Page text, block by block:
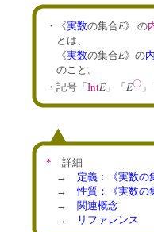
・《実数の集合E》 の
とは、
《実数の集合E》の
のこと。
・記号「 IntE」「 E〇 」
* 詳細
→ 定義：《実数の
→性質：《実数の
→ 関連概念
→
リファレンス